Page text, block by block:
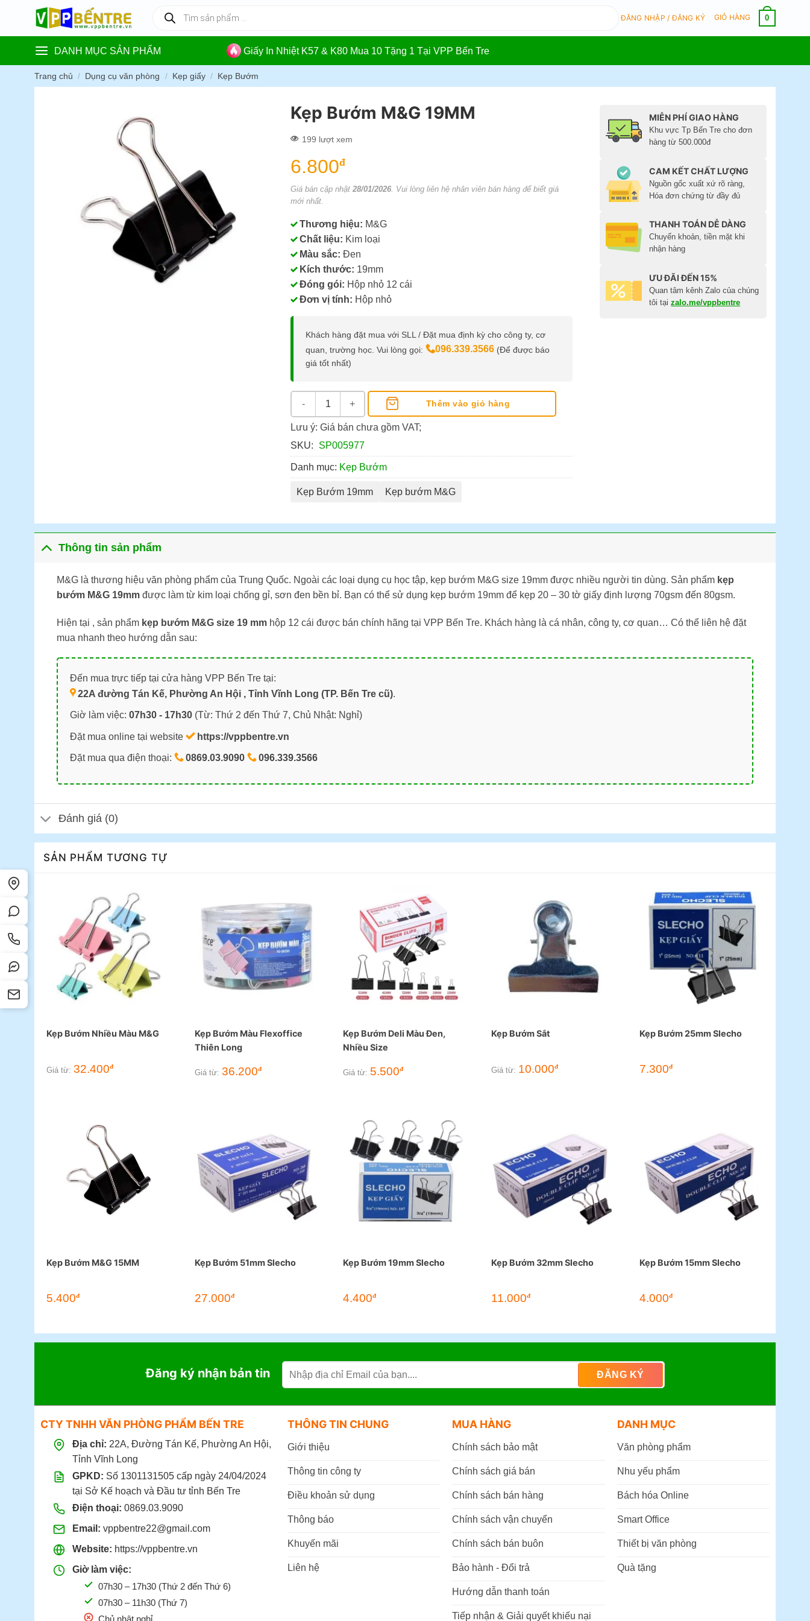
content
kiếm
phẩm
ĐĂNG NHẬP / ĐĂNG KÝ GIỎ HÀNG 0
DANH MỤC SẢN PHẨM Giấy In Nhiệt K57 & K80 Mua 10 Tặng 1 Tại VPP Bến Tre
Trang chủ / Dụng cụ văn phòng / Kẹp giấy / Kẹp Bướm
Kẹp Bướm M&G 19MM
199 lượt xem
6.800đ
Giá bán cập nhật 28/01/2026 . Vui lòng liên hệ nhân viên bán hàng để biết giá
mới nhất.
Thương hiệu: M&G
Chất liệu: Kim loại
Màu sắc: Đen
Kích thước: 19mm
Đóng gói: Hộp nhỏ 12 cái
Đơn vị tính: Hộp nhỏ
Khách hàng đặt mua với SLL / Đặt mua định kỳ cho công ty, cơ
quan, trường học. Vui lòng gọi:
096.339.3566 (Để được báo
giá tốt nhất)
Kẹp Bướm M&G 19MM số lượng
Thêm vào giỏ hàng
Lưu ý: Giá bán chưa gồm VAT;
SKU:
SP005977
Danh mục: Kẹp Bướm
Kẹp Bướm 19mm Kẹp bướm M&G
MIỄN PHÍ GIAO HÀNG
Khu vực Tp Bến Tre cho đơn
hàng từ 500.000đ
CAM KẾT CHẤT LƯỢNG
Nguồn gốc xuất xứ rõ ràng,
Hóa đơn chứng từ đầy đủ
THANH TOÁN DỄ DÀNG
Chuyển khoản, tiền mặt khi
nhận hàng
ƯU ĐÃI ĐẾN 15%
Quan tâm kênh Zalo của chúng
tôi tạizalo.me/vppbentre
Thông tin sản phẩm
M&G là thương hiệu văn phòng phẩm của Trung Quốc. Ngoài các loại dụng cụ học tập, kẹp bướm M&G size 19mm được nhiều người tin dùng. Sản phẩm kẹp
bướm M&G 19mmđược làm từ kim loại chống gỉ, sơn đen bền bỉ. Bạn có thể sử dụng kẹp bướm 19mm để kẹp 20 – 30 tờ giấy định lượng 70gsm đến 80gsm.
Hiện tại , sản phẩm kẹp bướm M&G size 19 mmhộp 12 cái được bán chính hãng tại VPP Bến Tre. Khách hàng là cá nhân, công ty, cơ quan… Có thể liên hệ đặt
mua nhanh theo hướng dẫn sau:
Đến mua trực tiếp tại cửa hàng VPP Bến Tre tại:
22A đường Tán Kế, Phường An Hội , Tỉnh Vĩnh Long (TP. Bến Tre cũ).
Giờ làm việc: 07h30 - 17h30(Từ: Thứ 2 đến Thứ 7, Chủ Nhật: Nghỉ)
Đặt mua online tại website https://vppbentre.vn
Đặt mua qua điện thoại: 0869.03.9090 096.339.3566
Đánh giá (0)
SẢN PHẨM TƯƠNG TỰ
Kẹp Bướm Nhiều Màu M&G
Giá từ: 32.400đ
Kẹp Bướm Màu Flexoffice
Thiên Long
Giá từ: 36.200đ
Kẹp Bướm Deli Màu Đen,
Nhiều Size
Giá từ: 5.500đ
Kẹp Bướm Sắt
Giá từ: 10.000đ
Kẹp Bướm 25mm Slecho
7.300đ
Kẹp Bướm M&G 15MM
5.400đ
Kẹp Bướm 51mm Slecho
27.000đ
Kẹp Bướm 19mm Slecho
4.400đ
Kẹp Bướm 32mm Slecho
11.000đ
Kẹp Bướm 15mm Slecho
4.000đ
Đăng ký nhận bản tin
CTY TNHH VĂN PHÒNG PHẨM BẾN TRE
Địa chỉ: 22A, Đường Tán Kế, Phường An Hội,
Tỉnh Vĩnh Long
GPKD: Số 1301131505 cấp ngày 24/04/2024
tại Sở Kế hoạch và Đầu tư tỉnh Bến Tre
Điện thoại: 0869.03.9090
Email: vppbentre22@gmail.com
Website: https://vppbentre.vn
Giờ làm việc:
07h30 – 17h30 (Thứ 2 đến Thứ 6)
07h30 – 11h30 (Thứ 7)
THÔNG TIN CHUNG
Giới thiệu
Thông tin công ty
Điều khoản sử dụng
Thông báo
Khuyến mãi
Liên hệ
MUA HÀNG
Chính sách bảo mật
Chính sách giá bán
Chính sách bán hàng
Chính sách vận chuyển
Chính sách bán buôn
Bảo hành - Đổi trả
Hướng dẫn thanh toán
Tiếp nhận & Giải quyết khiếu nại
DANH MỤC
Văn phòng phẩm
Nhu yếu phẩm
Bách hóa Online
Smart Office
Thiết bị văn phòng
Quà tặng